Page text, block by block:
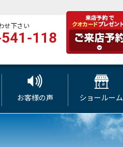
せ下さい
118
お客様の声 ショールーム